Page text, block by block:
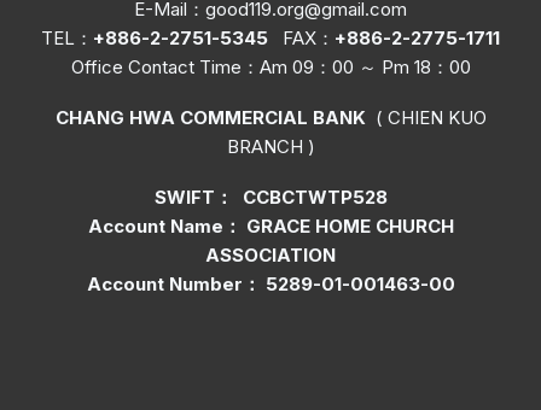
E-Mail： good119.org@gmail.com
TEL： +886-2-2751-5345 FAX： +886-2-2775-1711
Office Contact Time ：Am 09：00 ～ Pm 18：00
CHANG HWA COMMERCIAL BANK ( CHIEN KUO
BRANCH )
SWIFT： CCBCTWTP528
Account Name： GRACE HOME CHURCH
ASSOCIATION
Account Number： 5289-01-001463-00